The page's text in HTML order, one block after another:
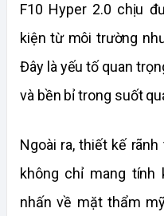
F10 Hyper 2.0 chịu
kiện từ môi trường
Đây là yếu tố quan
và bền bỉ trong suốt
Ngoài ra, thiết kế
không chỉ mang
nhấn về mặt thẩm